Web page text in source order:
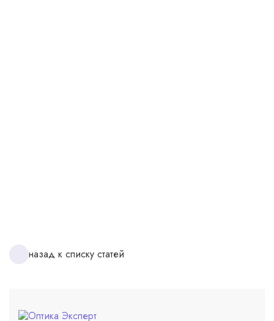
назад к списку статей